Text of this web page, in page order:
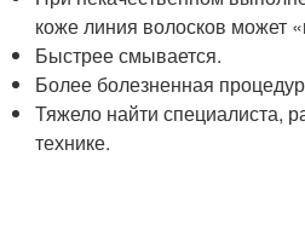
коже линия волосков может
Быстрее смывается.
Более болезненная
Тяжело найти специалиста,
технике.